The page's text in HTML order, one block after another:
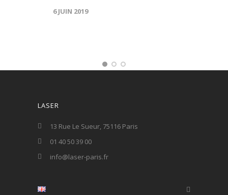
6 JUIN 2019
LASER
13 Rue Le Sueur, 75116 Paris
01 40 50 39 00
info@laser-paris.fr